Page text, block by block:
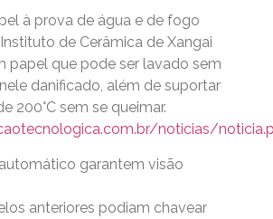
à prova de água e de fogo
de Cerâmica de Xangai
papel que pode ser lavado sem
danificado, além de suportar
200°C sem se queimar.
noticias/
garantem visão
anteriores podiam chavear